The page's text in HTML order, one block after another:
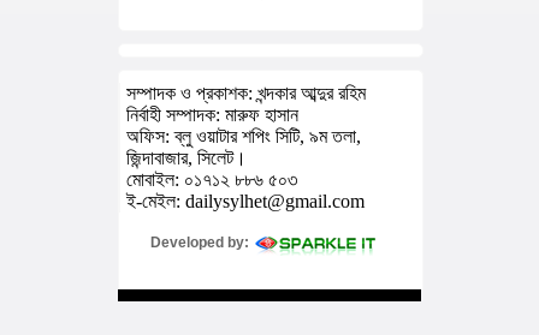
সম্পাদক ও প্রকাশক: খন্দকার আব্দুর রহিম
নির্বাহী সম্পাদক: মারুফ হাসান
অফিস: ব্লু ওয়াটার শপিং সিটি, ৯ম তলা,
জিন্দাবাজার, সিলেট।
মোবাইল: ০১৭১২ ৮৮৬ ৫০৩
ই-মেইল: dailysylhet@gmail.com
Developed by: